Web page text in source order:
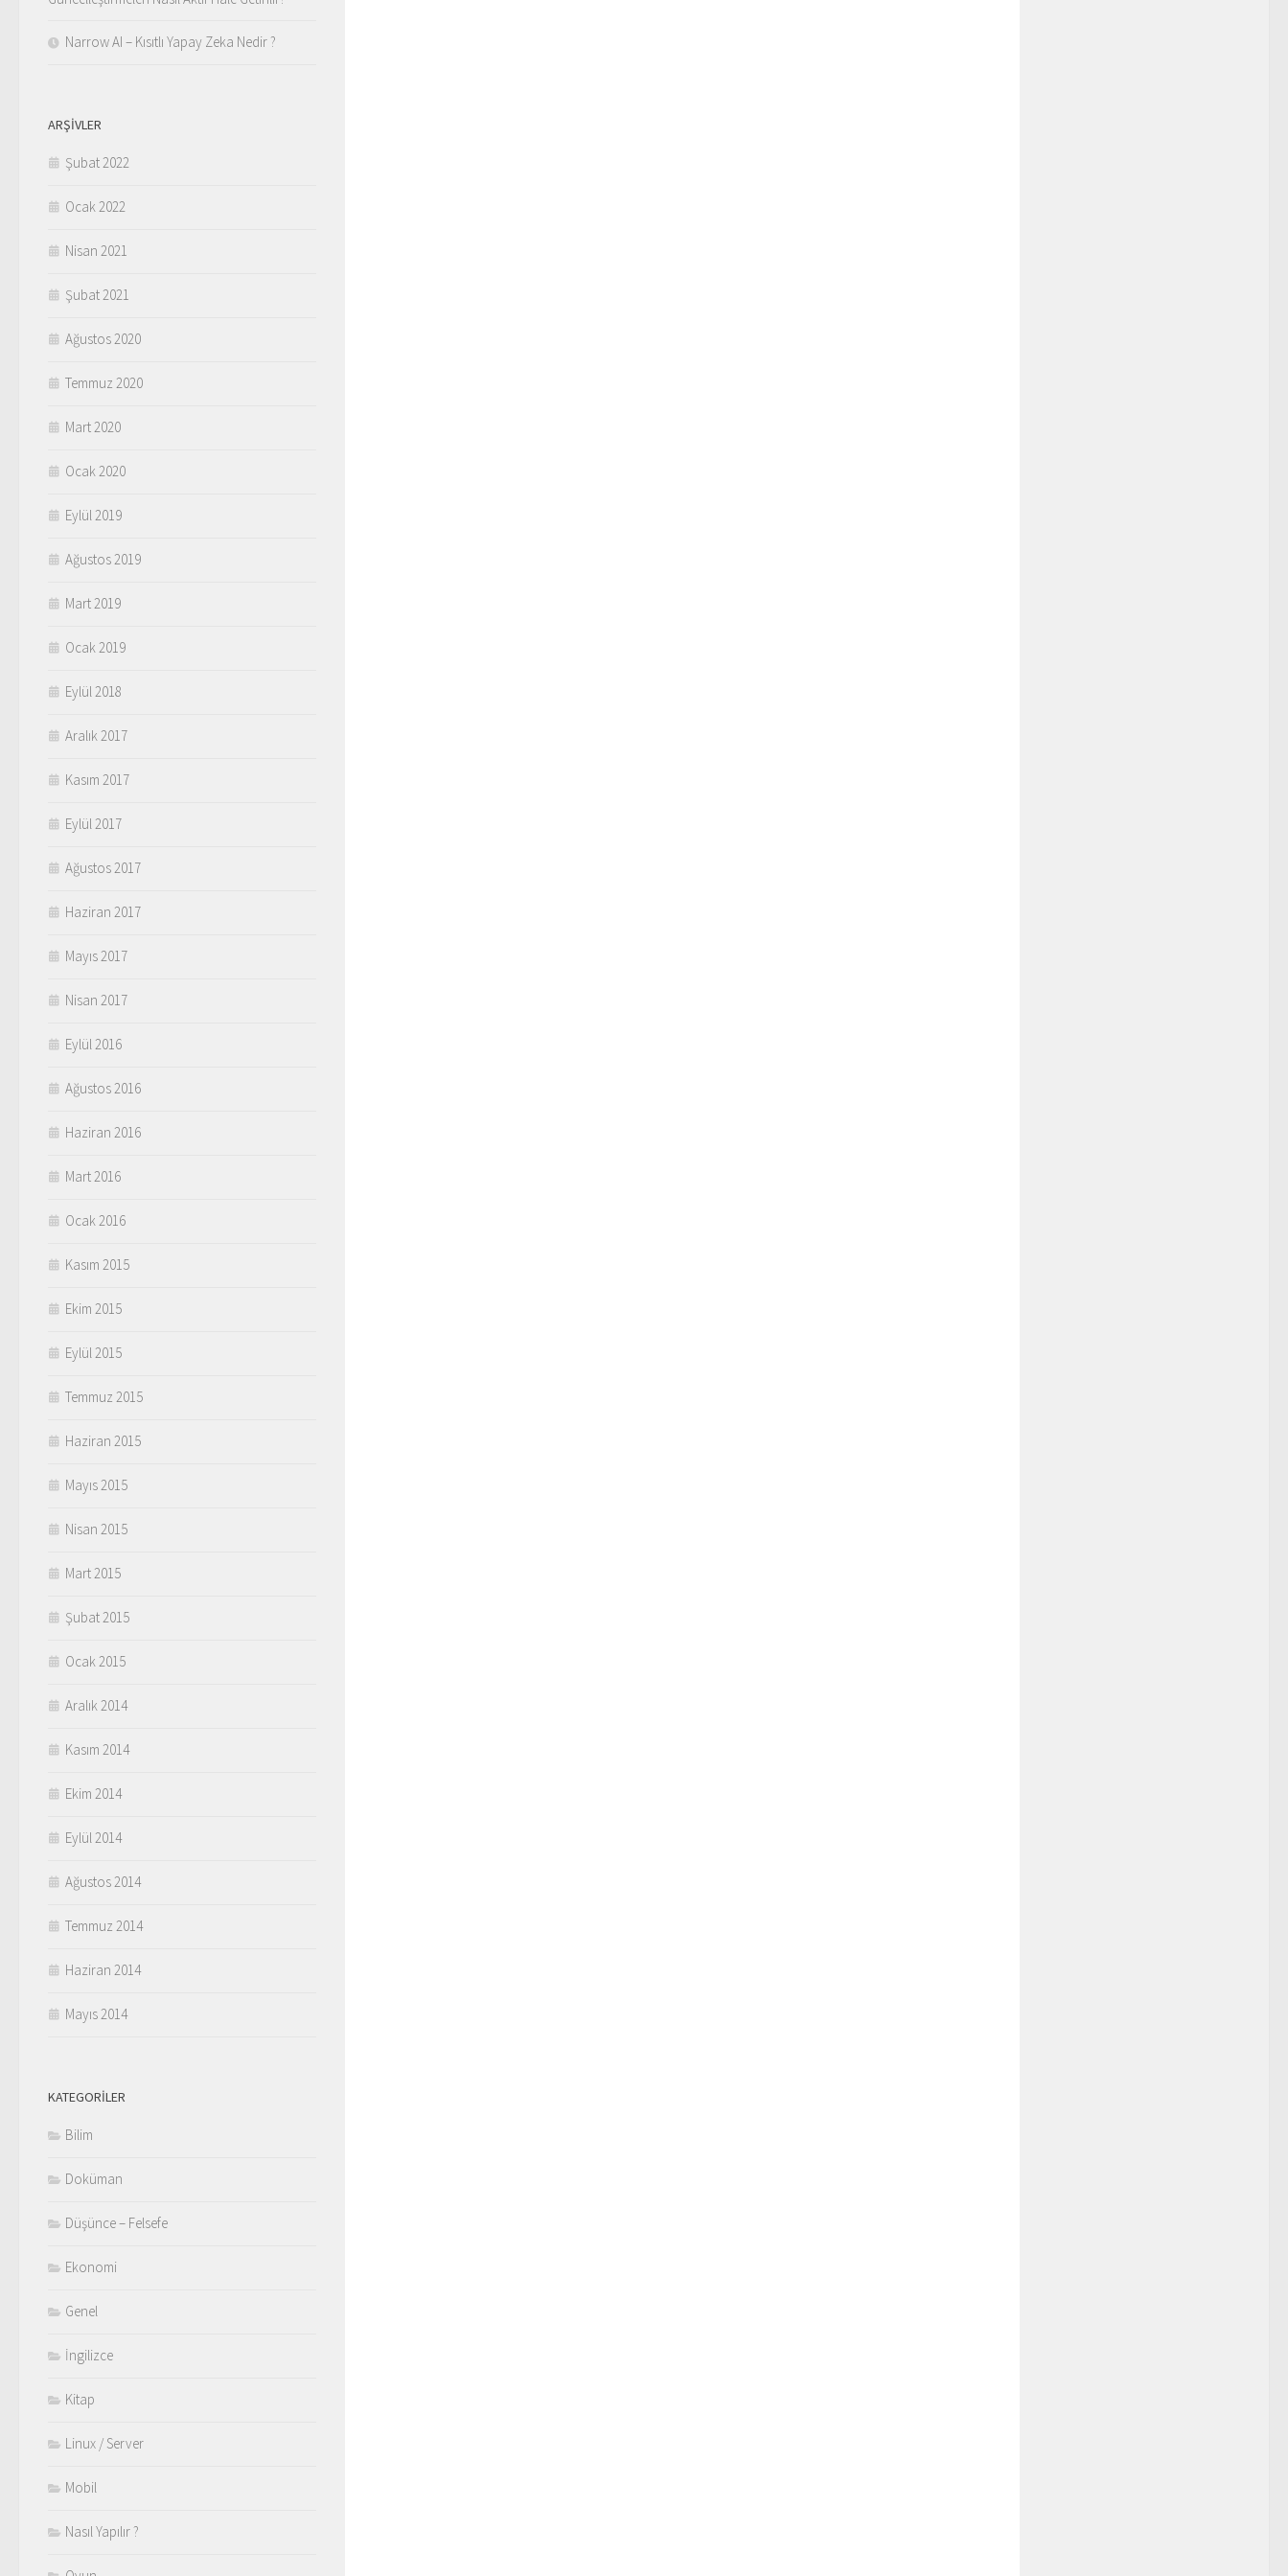
Narrow AI – Kısıtlı Yapay Zeka Nedir ?
ARŞIVLER
Şubat 2022
Ocak 2022
Nisan 2021
Şubat 2021
Ağustos 2020
Temmuz 2020
Mart 2020
Ocak 2020
Eylül 2019
Ağustos 2019
Mart 2019
Ocak 2019
Eylül 2018
Aralık 2017
Kasım 2017
Eylül 2017
Ağustos 2017
Haziran 2017
Mayıs 2017
Nisan 2017
Eylül 2016
Ağustos 2016
Haziran 2016
Mart 2016
Ocak 2016
Kasım 2015
Ekim 2015
Eylül 2015
Temmuz 2015
Haziran 2015
Mayıs 2015
Nisan 2015
Mart 2015
Şubat 2015
Ocak 2015
Aralık 2014
Kasım 2014
Ekim 2014
Eylül 2014
Ağustos 2014
Temmuz 2014
Haziran 2014
Mayıs 2014
KATEGORILER
Bilim
Doküman
Düşünce – Felsefe
Ekonomi
Genel
İngilizce
Kitap
Linux / Server
Mobil
Nasıl Yapılır ?